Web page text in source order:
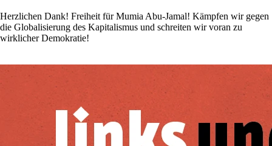
Herzlichen Dank! Freiheit für Mumia Abu-Jamal! Kämpfen wir gegen
die Globalisierung des Kapitalismus und schreiten wir voran zu
wirklicher Demokratie!